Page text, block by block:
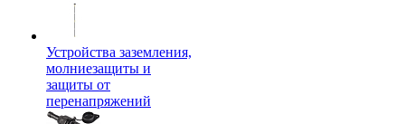
Устройства заземления,
молниезащиты и
защиты от
перенапряжений